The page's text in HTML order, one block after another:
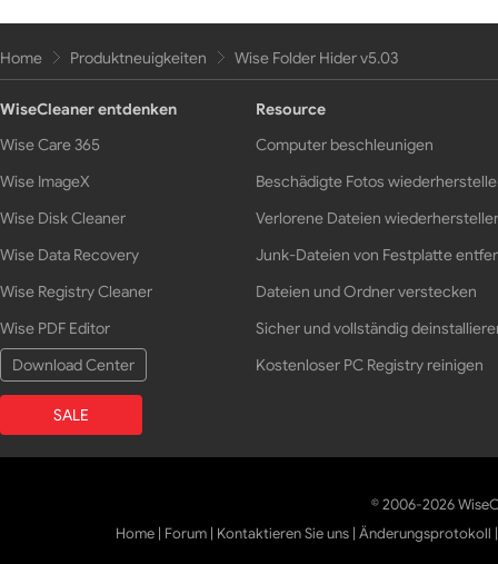
Home Produktneuigkeiten Wise Folder Hider v5.03
WiseCleaner entdenken
Wise Care 365
Wise ImageX
Wise Disk Cleaner
Wise Data Recovery
Wise Registry Cleaner
Wise PDF Editor
Download Center
SALE
Resource
Computer beschleunigen
Beschädigte Fotos
Verlorene Dateien
Junk-Dateien von Festplatte
Dateien und Ordner verstecken
Sicher und vollständig
Kostenloser PC Registry reinigen
© 2006-2026
Home | Forum | Kontaktieren Sie uns |Änderungsprotokoll